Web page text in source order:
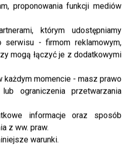
proponowania funkcji mediów
którym udostępniamy
serwisu - firmom reklamowym,
mogą łączyć je z dodatkowymi
momencie - masz prawo
ograniczenia przetwarzania
informacje oraz sposób
z ww. praw.
warunki.
Finał Wielkiej
a emocje rosną nie
celem, lecz także z
w WOŚP.
rozpoznawalnych
zapowiedział